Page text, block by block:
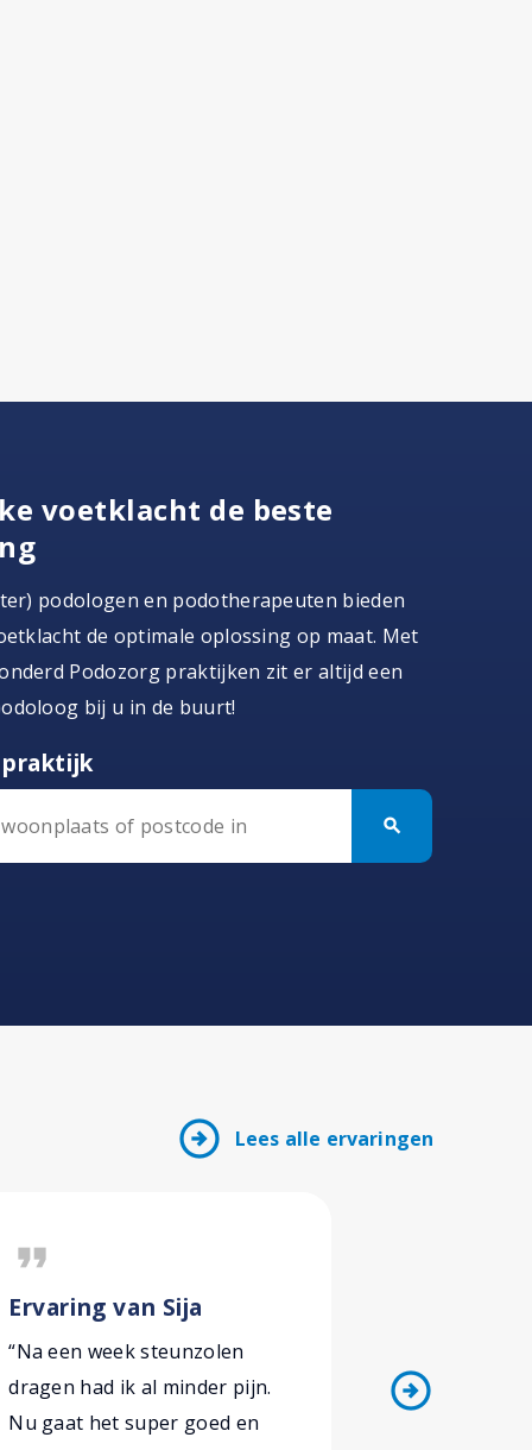
voetklacht de beste
podologen en podotherapeuten bieden
de optimale oplossing op maat. Met
Podozorg praktijken zit er altijd een
bij u in de buurt!
praktijk
search
arrow_circle_right Lees alle ervaringen
format_quote
Ervaring van Sija
“Na een week steunzolen
dragen had ik al minder pijn.
Nu gaat het super goed en
“Ik kom al
arrow_circle_right